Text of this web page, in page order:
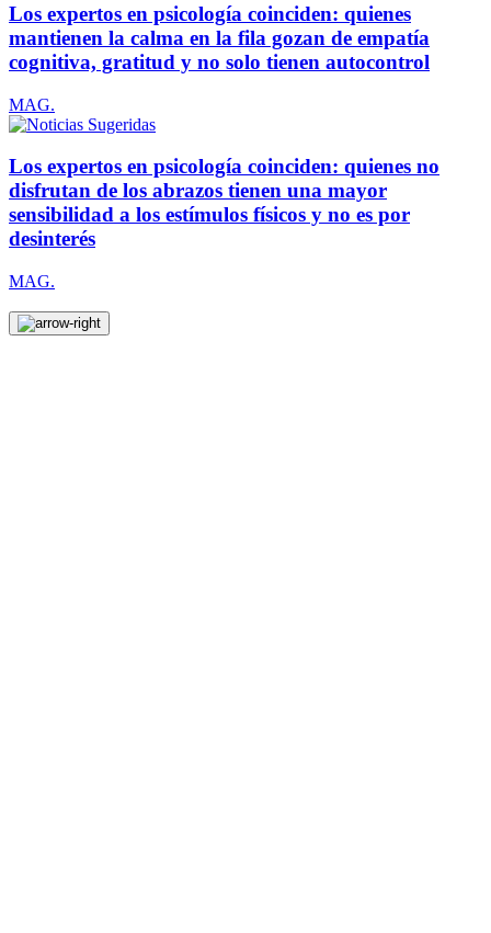
Los expertos en psicología coinciden: quienes
mantienen la calma en la fila gozan de empatía
cognitiva, gratitud y no solo tienen autocontrol
MAG.
Los expertos en psicología coinciden: quienes no
disfrutan de los abrazos tienen una mayor
sensibilidad a los estímulos físicos y no es por
desinterés
MAG.